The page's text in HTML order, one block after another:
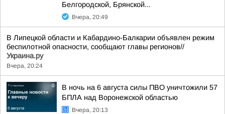
Белгородской, Брянской...
Вчера, 20:49
В Липецкой области и Кабардино-Балкарии объявлен режим
беспилотной опасности, сообщают главы регионов//
Украина.ру
Вчера, 20:24
В ночь на 6 августа силы ПВО уничтожили 57
БПЛА над Воронежской областью
Вчера, 20:13